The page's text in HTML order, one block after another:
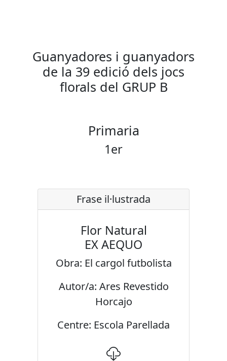
Guanyadores i guanyadors
de la 39 edició dels jocs
florals del GRUP B
Primaria
1er
Frase il·lustrada
Flor Natural
EX AEQUO
Obra: El cargol futbolista
Autor/a: Ares Revestido
Horcajo
Centre: Escola Parellada